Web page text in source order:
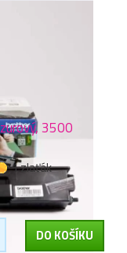
3500
1 zlaťák
DO KOŠÍKU